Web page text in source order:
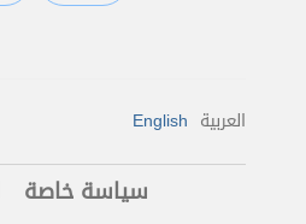
العربية English
سياسة خاصة